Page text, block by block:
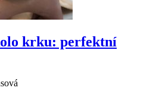
krku: perfektní